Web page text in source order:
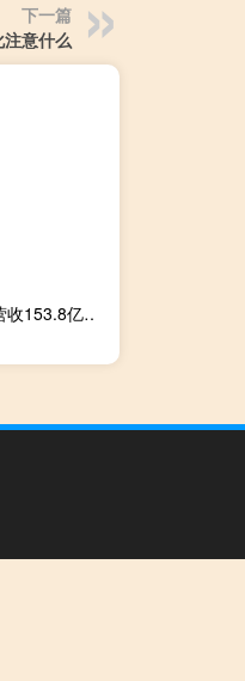
下一篇
意什么
美国运通第三季度每股收益3.3美元预期2.95美元第三季度营收153.8亿美元预期153.3亿美元